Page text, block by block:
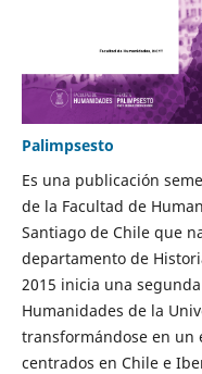
Palimpsesto
Es una publicación
de la Facultad de
Santiago de Chile que
departamento de
2015 inicia una
Humanidades de la
transformándose en un
centrados en Chile e